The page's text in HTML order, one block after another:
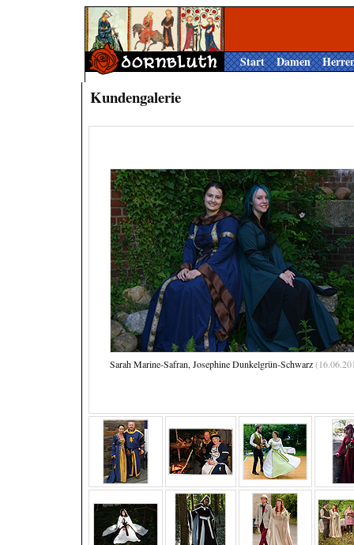
Start Damen
Kundengalerie
Sarah Marine-Safran, Josephine Dunkelgrün-Schwarz